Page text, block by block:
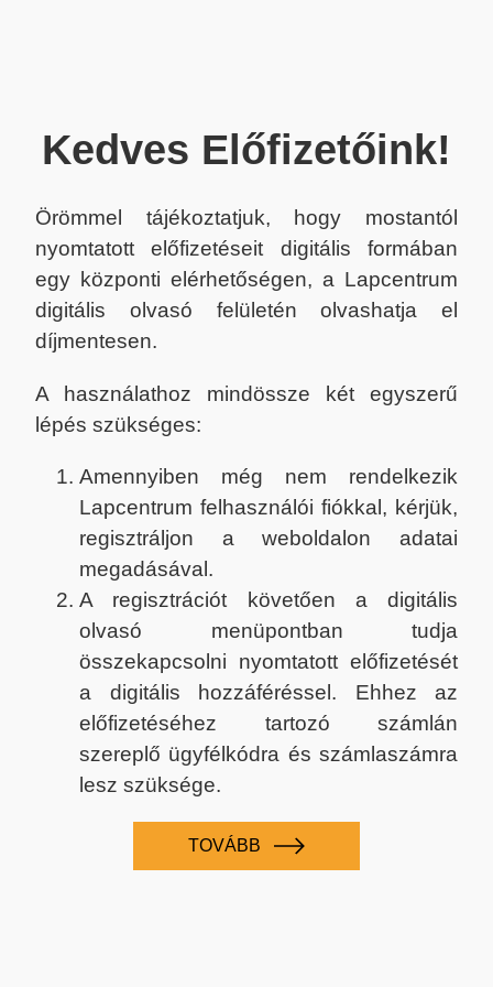
Kedves Előfizetőink!
Örömmel tájékoztatjuk, hogy mostantól
nyomtatott előfizetéseit digitális formában
egy központi elérhetőségen, a Lapcentrum
digitális olvasó felületén olvashatja el
díjmentesen.
A használathoz mindössze két egyszerű
lépés szükséges:
Amennyiben még nem rendelkezik
Lapcentrum felhasználói fiókkal, kérjük,
regisztráljon a weboldalon adatai
megadásával.
A regisztrációt követően a digitális
olvasó menüpontban tudja
összekapcsolni nyomtatott előfizetését
a digitális hozzáféréssel. Ehhez az
előfizetéséhez tartozó számlán
szereplő ügyfélkódra és számlaszámra
lesz szüksége.
TOVÁBB